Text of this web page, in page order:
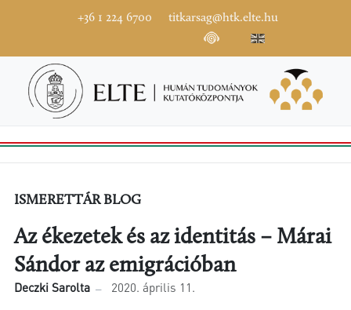
+36 1 224 6700 titkarsag@htk.elte.hu
ISMERETTÁR BLOG
Az ékezetek és az identitás – Márai
Sándor az emigrációban
Deczki Sarolta 2020. április 11.